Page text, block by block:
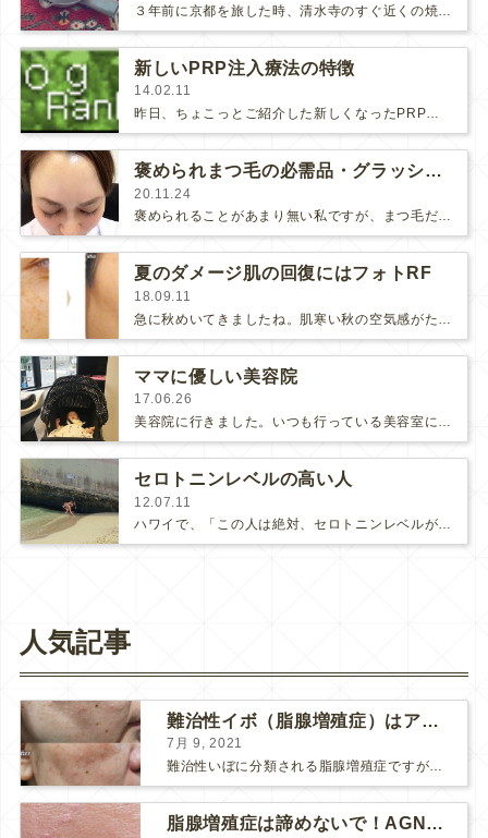
新しいPRP注入療法の特徴
14.02.11
昨日、ちょこっとご紹介した新しくなったPRP注入療法。簡単に言いますと、従来のPRPよりも・安全性が高くなって・効果が高くなっ…
褒められまつ毛の必需品・グラッシュビスタ
20.11.24
褒められることがあまり無い私ですが、まつ毛だけは「長いですね〜」とよく言われます。(さらに…)
夏のダメージ肌の回復にはフォトRF
18.09.11
ママに優しい美容院
17.06.26
美容院に行きました。いつも行っている美容室にダメもとでベビーを連れて行っても良いか聞いてみると、快くOK頂きました。個室でベ…
セロトニンレベルの高い人
12.07.11
ハワイで、「この人は絶対、セロトニンレベルが高いだろうなぁ」という人を見かけました。ホテルの前のビーチで見かけた老人です。毎…
人気記事
難治性イボ（脂腺増殖症）はアグネスAGNESが効果的です！
7月 9, 2021
難治性いぼに分類される脂腺増殖症ですが、脂腺増殖症はAGNESアグネスにとても良く反応して、きれいに治すことができます。 ↑ 脂腺増殖症をアグネスAGNESで３回治療した1ヶ月後の写真です。...
脂腺増殖症は諦めないで！AGNESアグネス治療でツルツル肌に！